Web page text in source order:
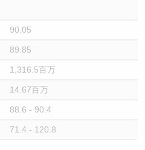
90.05
89.85
1,316.5百万
14.67百万
88.6 - 90.4
71.4 - 120.8